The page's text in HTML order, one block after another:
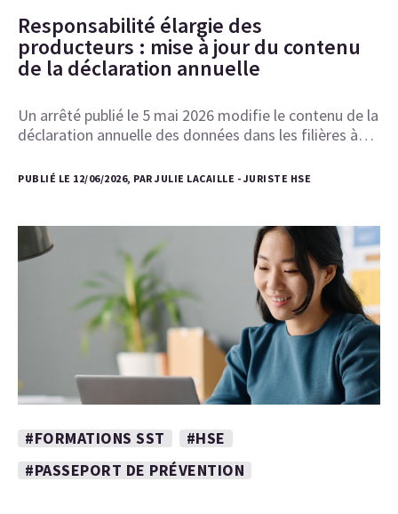
Responsabilité élargie des
producteurs : mise à jour du contenu
de la déclaration annuelle
Un arrêté publié le 5 mai 2026 modifie le contenu de la
déclaration annuelle des données dans les filières à…
PUBLIÉ LE 12/06/2026, PAR JULIE LACAILLE - JURISTE HSE
#FORMATIONS SST
#HSE
#PASSEPORT DE PRÉVENTION